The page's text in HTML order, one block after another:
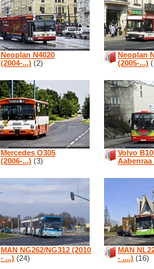
Neoplan N4020
(2004-...) (2)
Neoplan
(2005-...)
Mercedes O305
(2006-...) (3)
Volvo
Aabenraa
MAN NG262/NG312 (2010
- ...) (24)
MAN
- ....) (16)